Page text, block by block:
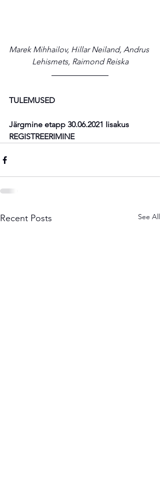
Marek Mihhailov, Hillar Neiland, Andrus
Lehismets, Raimond Reiska
TULEMUSED
REGISTREERIMINE
Recent Posts See All